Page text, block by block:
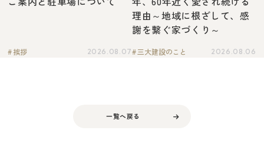
挨拶 2026.08.07
理由～地域に根ざして、感
謝を繋ぐ家づくり～
三大建設のこと 2026.08.06
一覧へ戻る